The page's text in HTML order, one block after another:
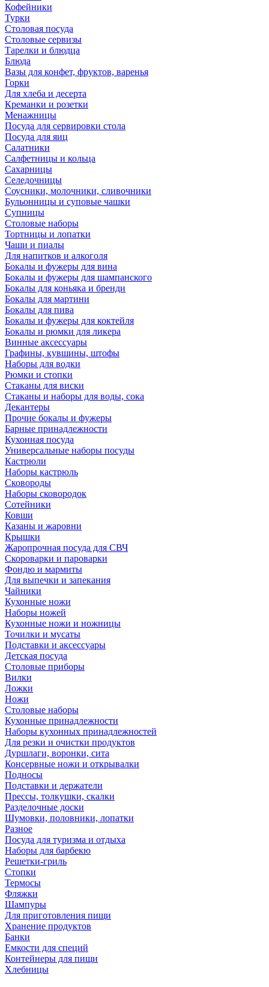
Кофейники
Турки
Столовая посуда
Столовые сервизы
Тарелки и блюдца
Блюда
Вазы для конфет, фруктов, варенья
Горки
Для хлеба и десерта
Креманки и розетки
Менажницы
Посуда для сервировки стола
Посуда для яиц
Салатники
Салфетницы и кольца
Сахарницы
Селедочницы
Соусники, молочники, сливочники
Бульонницы и суповые чашки
Супницы
Столовые наборы
Тортницы и лопатки
Чаши и пиалы
Для напитков и алкоголя
Бокалы и фужеры для вина
Бокалы и фужеры для шампанского
Бокалы для коньяка и бренди
Бокалы для мартини
Бокалы для пива
Бокалы и фужеры для коктейля
Бокалы и рюмки для ликера
Винные аксессуары
Графины, кувшины, штофы
Наборы для водки
Рюмки и стопки
Стаканы для виски
Стаканы и наборы для воды, сока
Декантеры
Прочие бокалы и фужеры
Барные принадлежности
Кухонная посуда
Универсальные наборы посуды
Кастрюли
Наборы кастрюль
Сковороды
Наборы сковородок
Сотейники
Ковши
Казаны и жаровни
Крышки
Жаропрочная посуда для СВЧ
Скороварки и пароварки
Фондю и мармиты
Для выпечки и запекания
Чайники
Кухонные ножи
Наборы ножей
Кухонные ножи и ножницы
Точилки и мусаты
Подставки и аксессуары
Детская посуда
Столовые приборы
Вилки
Ложки
Ножи
Столовые наборы
Кухонные принадлежности
Наборы кухонных принадлежностей
Для резки и очистки продуктов
Дуршлаги, воронки, сита
Консервные ножи и открывалки
Подносы
Подставки и держатели
Прессы, толкушки, скалки
Разделочные доски
Шумовки, половники, лопатки
Разное
Посуда для туризма и отдыха
Наборы для барбекю
Решетки-гриль
Стопки
Термосы
Фляжки
Шампуры
Для приготовления пищи
Хранение продуктов
Банки
Емкости для специй
Контейнеры для пищи
Хлебницы